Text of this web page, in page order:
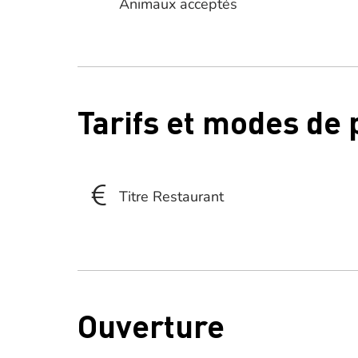
Animaux acceptés
Tarifs et modes de
Titre Restaurant
Ouverture